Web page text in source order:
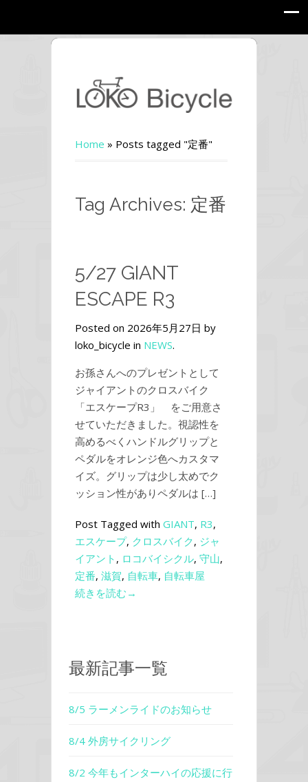
Home » Posts tagged "定番"
Tag Archives: 定番
5/27 GIANT
ESCAPE R3
Posted on 2026年5月27日 by
loko_bicycle in NEWS.
お孫さんへのプレゼントとして
ジャイアントのクロスバイク
「エスケープR3」 をご用意さ
せていただきました。視認性を
高めるべくハンドルグリップと
ペダルをオレンジ色へカスタマ
イズ。グリップは少し太めでク
ッション性がありペダルは […]
Post Tagged with GIANT, R3,
エスケープ, クロスバイク, ジャ
イアント , ロコバイシクル, 守山,
定番, 滋賀, 自転車, 自転車屋
続きを読む→
最新記事一覧
8/5 ラーメンライドのお知らせ
8/4 外房サイクリング
8/2 今年もインターハイの応援に行